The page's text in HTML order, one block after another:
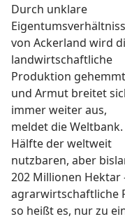
Durch unklare
von Ackerland wird
landwirtschaftliche
Produktion gehemmt
und Armut breitet
immer weiter aus,
meldet die
Hälfte der weltweit
nutzbaren, aber
202 Millionen
agrarwirtschaftliche
so heißt es, nur zu